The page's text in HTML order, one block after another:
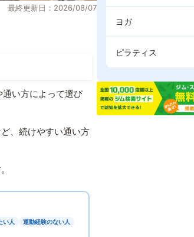
最終更新日：2026/08/07
い方によって選び
ど、続けやすい通い方
い人 運動経験のない人
ヨガ
ピラティス